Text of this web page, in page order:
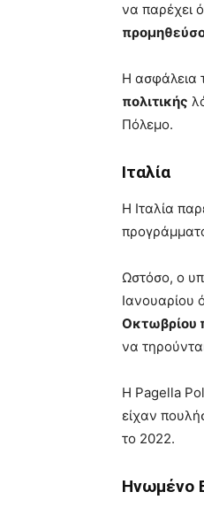
να παρέχει
Η ασφάλεια
πολιτικής
Πόλεμο.
Ιταλία
Η Ιταλία
Ωστόσο, ο
Ιανουαρίου
Οκτωβρίου
να
Η Pagella
είχαν
το 2022.
Ηνωμένο